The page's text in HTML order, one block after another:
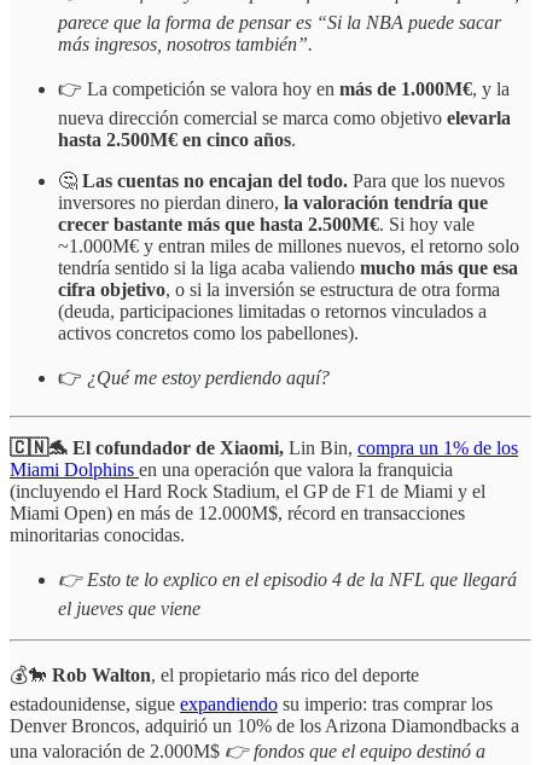
parece que la forma de pensar es “Si la NBA puede sacar
más ingresos, nosotros también”.
👉 La competición se valora hoy en más de 1.000M€, y la
nueva dirección comercial se marca como objetivo elevarla
hasta 2.500M€ en cinco años.
🤔 Las cuentas no encajan del todo. Para que los nuevos
inversores no pierdan dinero, la valoración tendría que
crecer bastante más que hasta 2.500M€. Si hoy vale
~1.000M€ y entran miles de millones nuevos, el retorno solo
tendría sentido si la liga acaba valiendo mucho más que esa
cifra objetivo, o si la inversión se estructura de otra forma
(deuda, participaciones limitadas o retornos vinculados a
activos concretos como los pabellones).
👉 ¿Qué me estoy perdiendo aquí?
🇨🇳🐬 El cofundador de Xiaomi, Lin Bin, compra un 1% de los
Miami Dolphins en una operación que valora la franquicia
(incluyendo el Hard Rock Stadium, el GP de F1 de Miami y el
Miami Open) en más de 12.000M$, récord en transacciones
minoritarias conocidas.
👉 Esto te lo explico en el episodio 4 de la NFL que llegará
el jueves que viene
💰🐎 Rob Walton, el propietario más rico del deporte
estadounidense, sigue expandiendo su imperio: tras comprar los
Denver Broncos, adquirió un 10% de los Arizona Diamondbacks a
una valoración de 2.000M$ 👉 fondos que el equipo destinó a